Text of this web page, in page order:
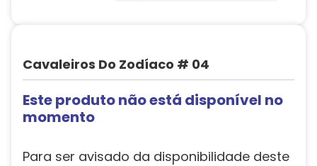
Cavaleiros Do Zodíaco # 04
Este produto não está disponível no
momento
Para ser avisado da disponibilidade deste